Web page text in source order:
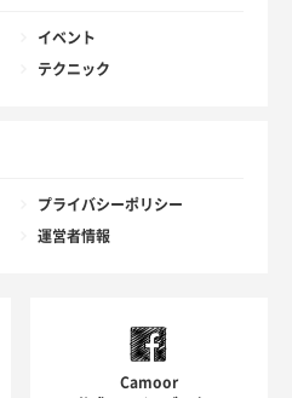
イベント
テクニック
プライバシーポリシー
運営者情報
Camoor